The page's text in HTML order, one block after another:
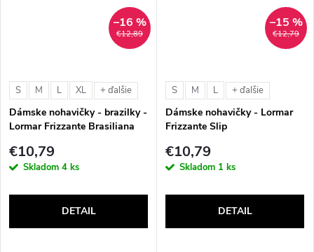
€12,89
–16 %
S M L XL + ďalšie
Dámske nohavičky - brazilky -
Lormar Frizzante Brasiliana
€10,79
Skladom 4 ks
DETAIL
€12,79
–15 %
S M L + ďalšie
Dámske nohavičky - Lormar
Frizzante Slip
€10,79
Skladom 1 ks
DETAIL